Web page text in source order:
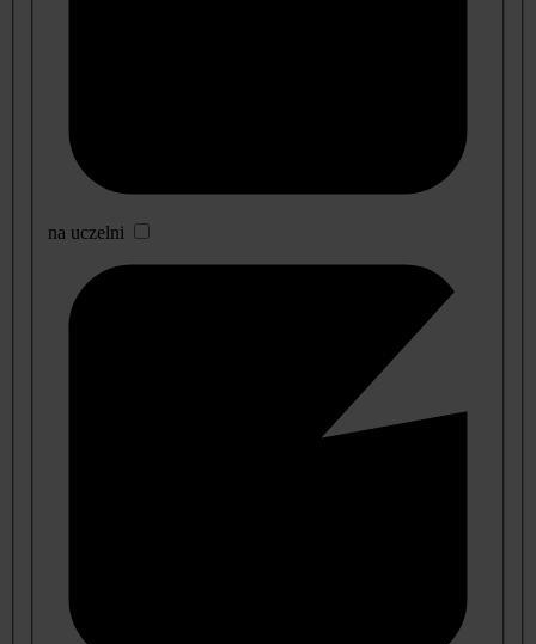
na uczelni